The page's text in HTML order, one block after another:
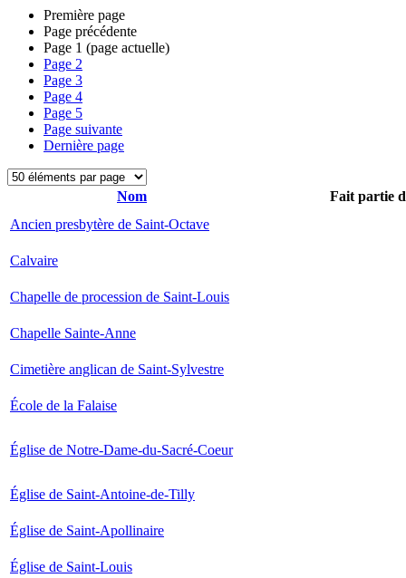
Première page
Page précédente
Page 1 (page actuelle)
Page 2
Page 3
Page 4
Page 5
Page suivante
Dernière page
Nom
Fait partie
Ancien presbytère de Saint-Octave
Calvaire
Chapelle de procession de Saint-Louis
Chapelle Sainte-Anne
Cimetière anglican de Saint-Sylvestre
École de la Falaise
Église de Notre-Dame-du-Sacré-Coeur
Église de Saint-Antoine-de-Tilly
Église de Saint-Apollinaire
Église de Saint-Louis